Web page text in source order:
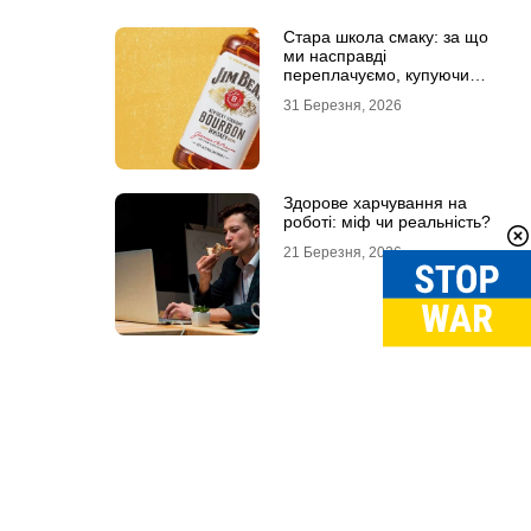
Стара школа смаку: за що
ми насправді
переплачуємо, купуючи
31 Березня, 2026
Здорове харчування на
роботі: міф чи реальність?
21 Березня, 2026